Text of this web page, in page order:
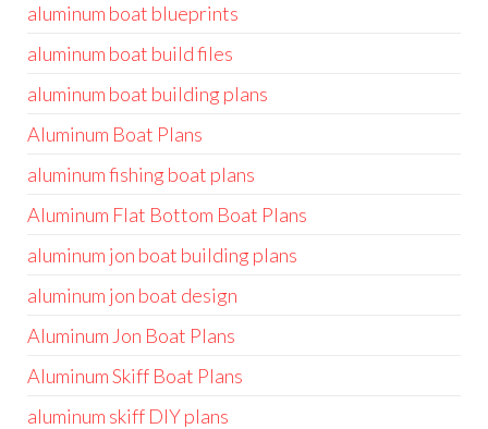
aluminum boat blueprints
aluminum boat build files
aluminum boat building plans
Aluminum Boat Plans
aluminum fishing boat plans
Aluminum Flat Bottom Boat Plans
aluminum jon boat building plans
aluminum jon boat design
Aluminum Jon Boat Plans
Aluminum Skiff Boat Plans
aluminum skiff DIY plans